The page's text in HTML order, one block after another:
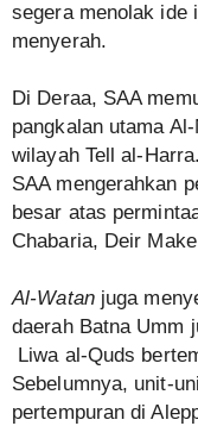
segera menolak ide
menyerah.
Di Deraa, SAA
pangkalan utama
wilayah Tell al-
SAA mengerahkan
besar atas
Chabaria, Deir
Al-Watanjuga
daerah Batna Umm
Liwa al-Quds
Sebelumnya, unit-
pertempuran di